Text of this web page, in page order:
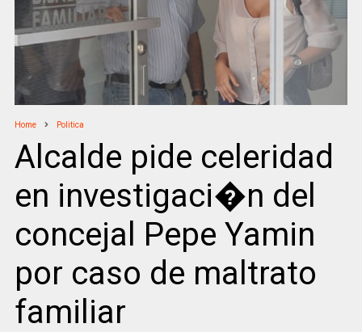
Home Politica
Alcalde pide celeridad
en investigaci�n del
concejal Pepe Yamin
por caso de maltrato
familiar